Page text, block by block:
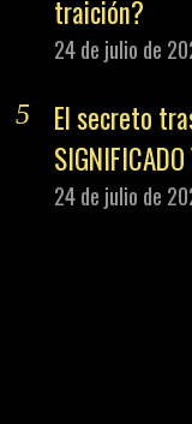
traición?
24 de julio de
El secreto
24 de julio de